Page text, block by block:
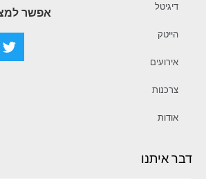
דיגיטל
הייטק
אירועים
צרכנות
אודות
אפשר
דבר איתנו